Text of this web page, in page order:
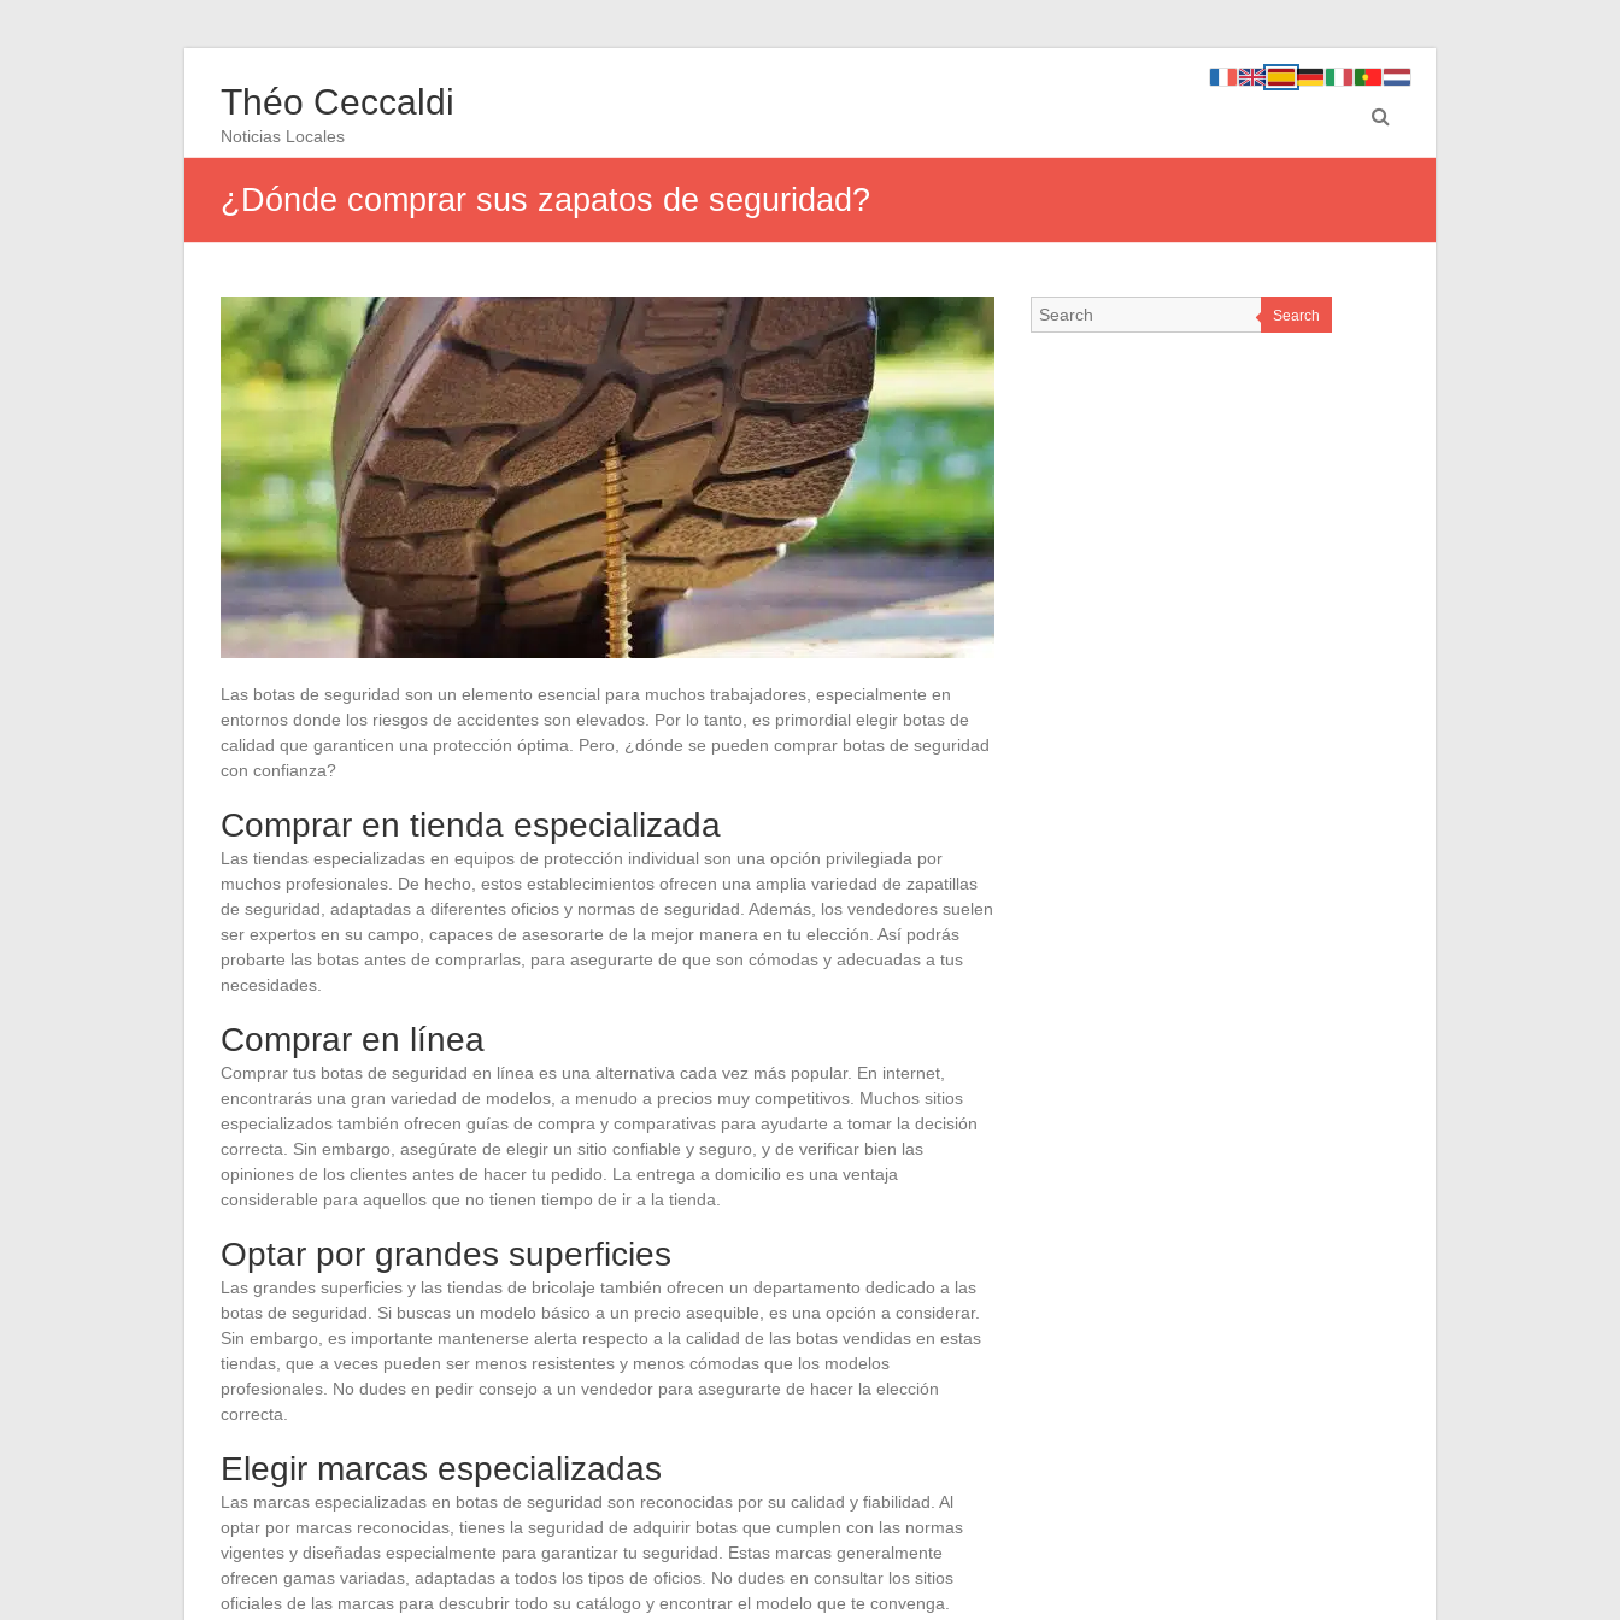
Théo Ceccaldi
Noticias Locales
¿Dónde comprar sus zapatos de seguridad?
Las botas de seguridad son un elemento esencial para muchos trabajadores, especialmente en
entornos donde los riesgos de accidentes son elevados. Por lo tanto, es primordial elegir botas de
calidad que garanticen una protección óptima. Pero, ¿dónde se pueden comprar botas de seguridad
con confianza?
Comprar en tienda especializada
Las tiendas especializadas en equipos de protección individual son una opción privilegiada por
muchos profesionales. De hecho, estos establecimientos ofrecen una amplia variedad de zapatillas
de seguridad, adaptadas a diferentes oficios y normas de seguridad. Además, los vendedores suelen
ser expertos en su campo, capaces de asesorarte de la mejor manera en tu elección. Así podrás
probarte las botas antes de comprarlas, para asegurarte de que son cómodas y adecuadas a tus
necesidades.
Comprar en línea
Comprar tus botas de seguridad en línea es una alternativa cada vez más popular. En internet,
encontrarás una gran variedad de modelos, a menudo a precios muy competitivos. Muchos sitios
especializados también ofrecen guías de compra y comparativas para ayudarte a tomar la decisión
correcta. Sin embargo, asegúrate de elegir un sitio confiable y seguro, y de verificar bien las
opiniones de los clientes antes de hacer tu pedido. La entrega a domicilio es una ventaja
considerable para aquellos que no tienen tiempo de ir a la tienda.
Optar por grandes superficies
Las grandes superficies y las tiendas de bricolaje también ofrecen un departamento dedicado a las
botas de seguridad. Si buscas un modelo básico a un precio asequible, es una opción a considerar.
Sin embargo, es importante mantenerse alerta respecto a la calidad de las botas vendidas en estas
tiendas, que a veces pueden ser menos resistentes y menos cómodas que los modelos
profesionales. No dudes en pedir consejo a un vendedor para asegurarte de hacer la elección
correcta.
Elegir marcas especializadas
Las marcas especializadas en botas de seguridad son reconocidas por su calidad y fiabilidad. Al
optar por marcas reconocidas, tienes la seguridad de adquirir botas que cumplen con las normas
vigentes y diseñadas especialmente para garantizar tu seguridad. Estas marcas generalmente
ofrecen gamas variadas, adaptadas a todos los tipos de oficios. No dudes en consultar los sitios
oficiales de las marcas para descubrir todo su catálogo y encontrar el modelo que te convenga.
Search